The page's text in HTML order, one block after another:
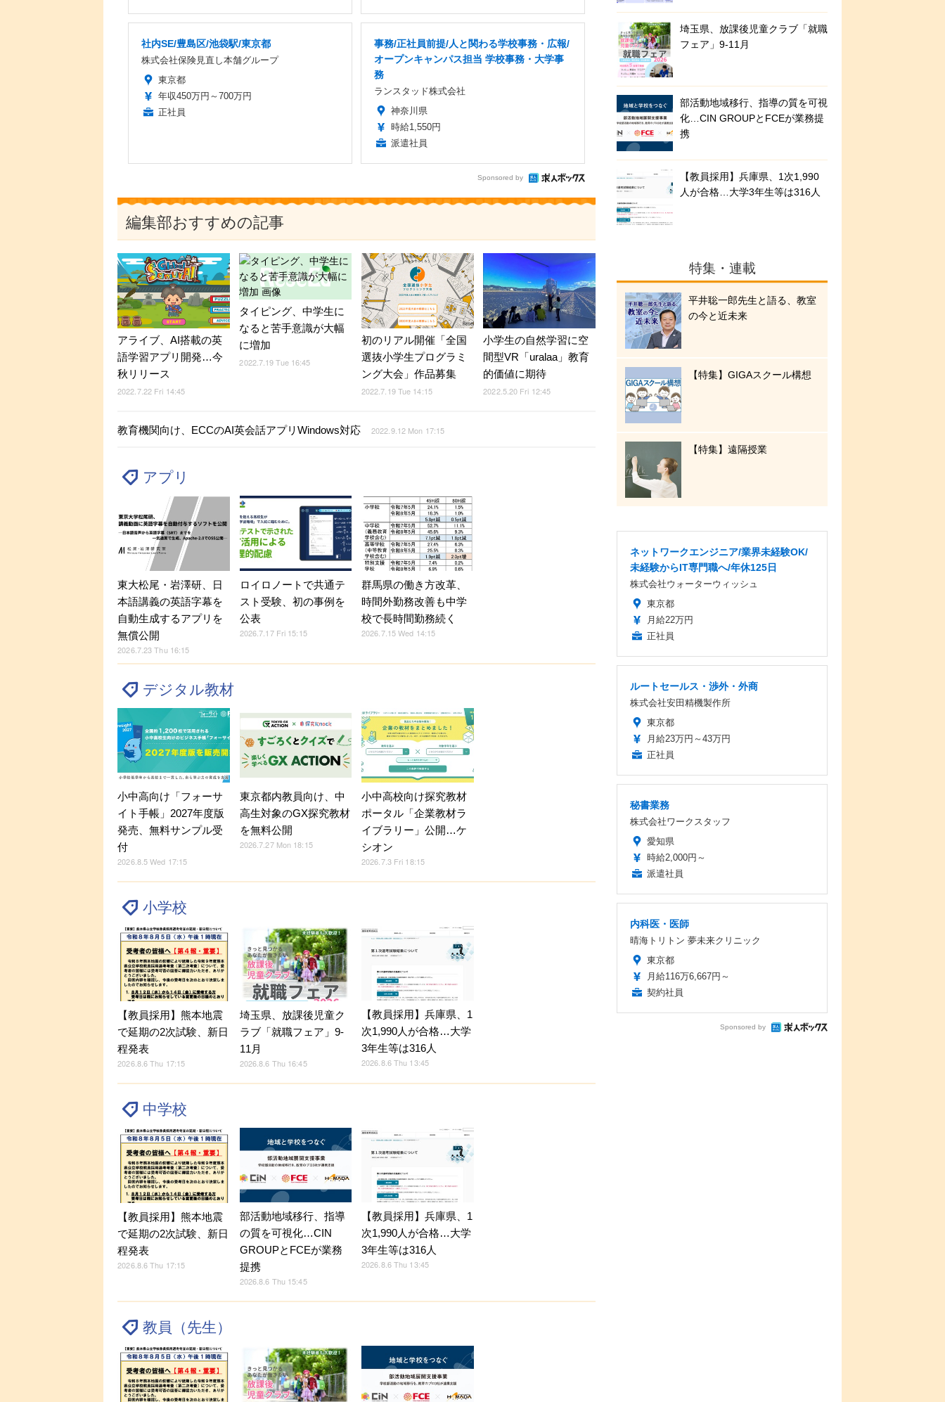
社内SE/豊島区/池袋駅/東京都
株式会社保険見直し本舗グループ
東京都
年収450万円～700万円
正社員
事務/正社員前提/人と関わる学校事務・広報/
オープンキャンパス担当 学校事務・大学事
務
ランスタッド株式会社
神奈川県
時給1,550円
派遣社員
Sponsored by
編集部おすすめの記事
アライブ、AI搭載の英
語学習アプリ開発…今
秋リリース
2022.7.22 Fri 14:45
タイピング、中学生に
なると苦手意識が大幅
に増加
2022.7.19 Tue 16:45
初のリアル開催「全国
選抜小学生プログラミ
ング大会」作品募集
2022.7.19 Tue 14:15
小学生の自然学習に空
間型VR「uralaa」教育
的価値に期待
2022.5.20 Fri 12:45
教育機関向け、ECCのAI英会話アプリWindows対応 2022.9.12 Mon 17:15
アプリ
東大松尾・岩澤研、日
本語講義の英語字幕を
自動生成するアプリを
無償公開
2026.7.23 Thu 16:15
ロイロノートで共通テ
スト受験、初の事例を
公表
2026.7.17 Fri 15:15
群馬県の働き方改革、
時間外勤務改善も中学
校で長時間勤務続く
2026.7.15 Wed 14:15
デジタル教材
小中高向け「フォーサ
イト手帳」2027年度版
発売、無料サンプル受
付
2026.8.5 Wed 17:15
東京都内教員向け、中
高生対象のGX探究教材
を無料公開
2026.7.27 Mon 18:15
小中高校向け探究教材
ポータル「企業教材ラ
イブラリー」公開…ケ
シオン
2026.7.3 Fri 18:15
小学校
【教員採用】熊本地震
で延期の2次試験、新日
程発表
2026.8.6 Thu 17:15
埼玉県、放課後児童ク
ラブ「就職フェア」9-
11月
2026.8.6 Thu 16:45
【教員採用】兵庫県、1
次1,990人が合格…大学
3年生等は316人
2026.8.6 Thu 13:45
中学校
【教員採用】熊本地震
で延期の2次試験、新日
程発表
2026.8.6 Thu 17:15
部活動地域移行、指導
の質を可視化…CIN
GROUPとFCEが業務
提携
2026.8.6 Thu 15:45
【教員採用】兵庫県、1
次1,990人が合格…大学
3年生等は316人
2026.8.6 Thu 13:45
教員（先生）
埼玉県、放課後児童クラブ「就職
フェア」9-11月
部活動地域移行、指導の質を可視
化…CIN GROUPとFCEが業務提
携
【教員採用】兵庫県、1次1,990
人が合格…大学3年生等は316人
特集・連載
平井聡一郎先生と語る、教室
の今と近未来
【特集】GIGAスクール構想
【特集】遠隔授業
ネットワークエンジニア/業界未経験OK/
未経験からIT専門職へ/年休125日
株式会社ウォーターウィッシュ
東京都
月給22万円
正社員
ルートセールス・渉外・外商
株式会社安田精機製作所
東京都
月給23万円～43万円
正社員
秘書業務
株式会社ワークスタッフ
愛知県
時給2,000円～
派遣社員
内科医・医師
晴海トリトン 夢未来クリニック
東京都
月給116万6,667円～
契約社員
Sponsored by